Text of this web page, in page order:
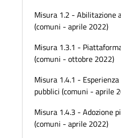
Misura 1.2 - Abilitazione
(comuni - aprile 2022)
Misura 1.3.1 -
(comuni - ottobre 2022)
Misura 1.4.1 -
pubblici (comuni - aprile
Misura 1.4.3 - Adozione
(comuni - aprile 2022)